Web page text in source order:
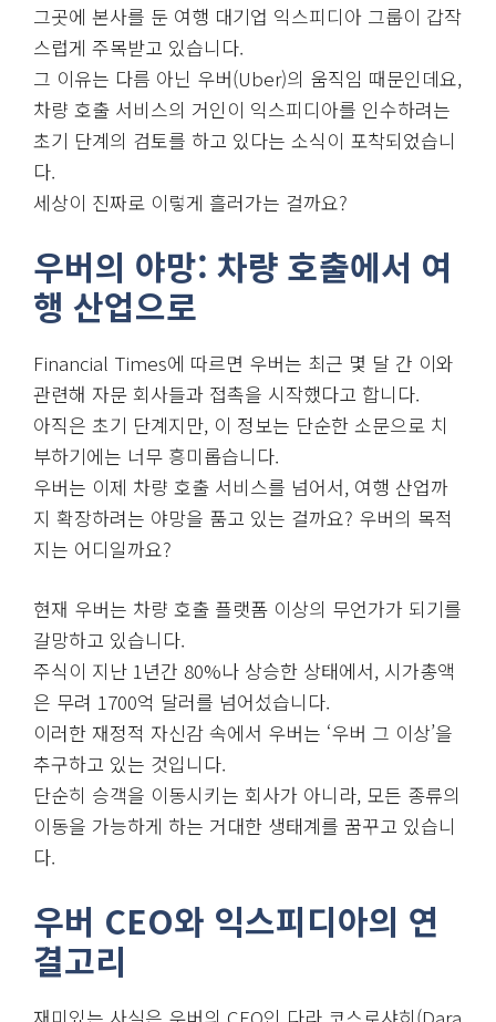
그곳에 본사를 둔 여행 대기업 익스피디아 그룹이 갑작
스럽게 주목받고 있습니다.
그 이유는 다름 아닌 우버(Uber)의 움직임 때문인데요,
차량 호출 서비스의 거인이 익스피디아를 인수하려는
초기 단계의 검토를 하고 있다는 소식이 포착되었습니
다.
세상이 진짜로 이렇게 흘러가는 걸까요?
우버의 야망: 차량 호출에서 여
행 산업으로
Financial Times에 따르면 우버는 최근 몇 달 간 이와
관련해 자문 회사들과 접촉을 시작했다고 합니다.
아직은 초기 단계지만, 이 정보는 단순한 소문으로 치
부하기에는 너무 흥미롭습니다.
우버는 이제 차량 호출 서비스를 넘어서, 여행 산업까
지 확장하려는 야망을 품고 있는 걸까요? 우버의 목적
지는 어디일까요?
현재 우버는 차량 호출 플랫폼 이상의 무언가가 되기를
갈망하고 있습니다.
주식이 지난 1년간 80%나 상승한 상태에서, 시가총액
은 무려 1700억 달러를 넘어섰습니다.
이러한 재정적 자신감 속에서 우버는 ‘우버 그 이상’을
추구하고 있는 것입니다.
단순히 승객을 이동시키는 회사가 아니라, 모든 종류의
이동을 가능하게 하는 거대한 생태계를 꿈꾸고 있습니
다.
우버 CEO와 익스피디아의 연
결고리